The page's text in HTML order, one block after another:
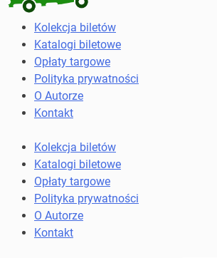
Kolekcja
biletów
komunikacji
miejskiej
kolejowych
Kolekcja biletów
Katalogi biletowe
Opłaty targowe
Polityka prywatności
O Autorze
Kontakt
Kolekcja biletów
Katalogi biletowe
Opłaty targowe
Polityka prywatności
O Autorze
Kontakt